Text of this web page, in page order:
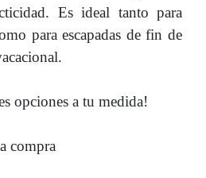
Es ideal tanto para
para escapadas de fin de
opciones a tu medida!
compra